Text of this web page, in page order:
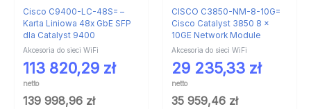
Cisco C9400-LC-48S= –
Karta Liniowa 48x GbE SFP
dla Catalyst 9400
Akcesoria do sieci WiFi
113 820,29 zł
netto
139 998,96 zł
CISCO C3850-NM-8-10G=
Cisco Catalyst 3850 8 x
10GE Network Module
Akcesoria do sieci WiFi
29 235,33 zł
netto
35 959,46 zł